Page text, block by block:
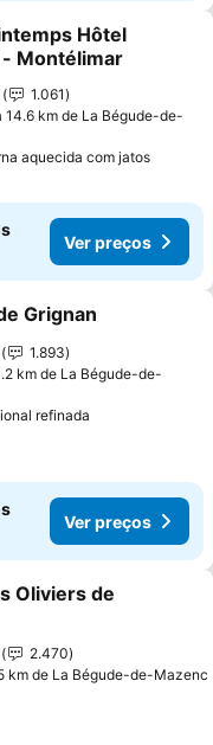
aos favoritos
Hôtel
Montélimar
1.061
14.6 km de La Bégude-de-
aquecida com jatosVer
Ver preços
aos favoritos
Grignan
1.893
km de La Bégude-de-
refinada
Ver preços
aos favoritos
Oliviers de
2.470
km de La Bégude-de-Mazenc